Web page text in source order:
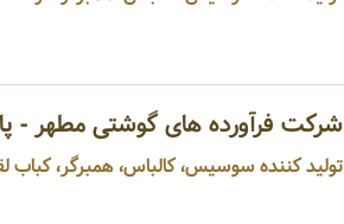
شرکت فرآورده های گوشتی مطهر -
تولید کننده سوسیس، کالباس، همبرگر، کباب